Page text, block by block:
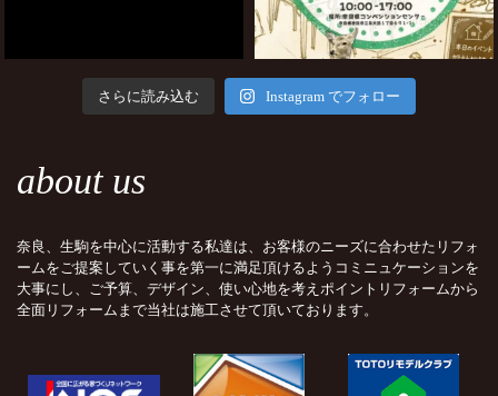
さらに読み込む Instagram でフォロー
about us
奈良、生駒を中心に活動する私達は、お客様のニーズに合わせたリフォ
ームをご提案していく事を第一に満足頂けるようコミニュケーションを
大事にし、ご予算、デザイン、使い心地を考えポイントリフォームから
全面リフォームまで当社は施工させて頂いております。